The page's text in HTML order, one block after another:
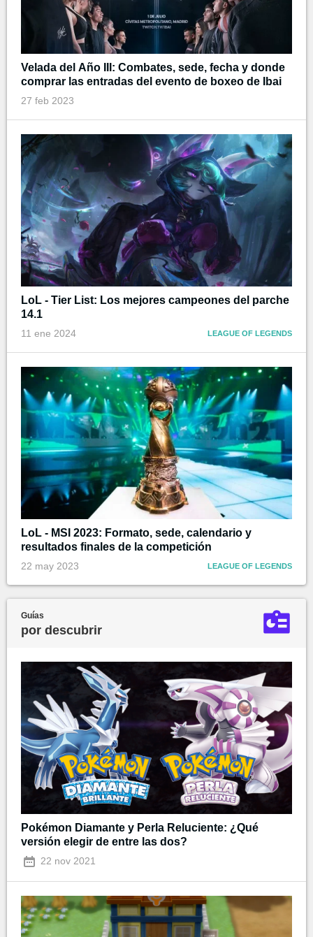
Velada del Año III: Combates, sede, fecha y donde
comprar las entradas del evento de boxeo de Ibai
27 feb 2023
LoL - Tier List: Los mejores campeones del parche
14.1
11 ene 2024 LEAGUE OF LEGENDS
LoL - MSI 2023: Formato, sede, calendario y
resultados finales de la competición
22 may 2023 LEAGUE OF LEGENDS
Guías
por descubrir
Pokémon Diamante y Perla Reluciente: ¿Qué
versión elegir de entre las dos?
22 nov 2021